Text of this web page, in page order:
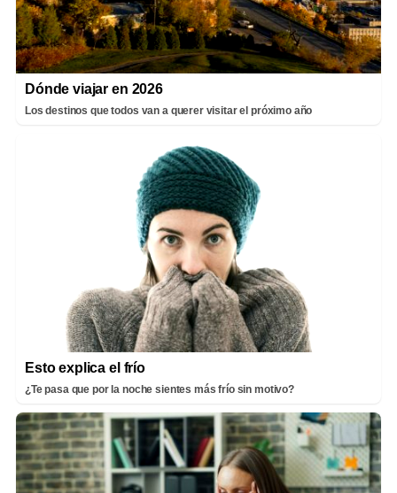
Dónde viajar en 2026
Los destinos que todos van a querer visitar el próximo año
Esto explica el frío
¿Te pasa que por la noche sientes más frío sin motivo?